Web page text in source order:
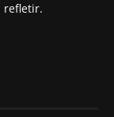
refletir.